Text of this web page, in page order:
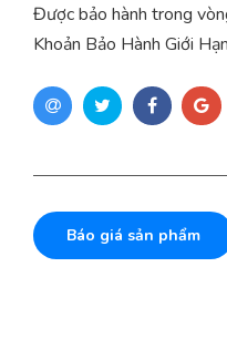
Được bảo hành trong
Khoản Bảo Hành Giới
Báo giá sản phẩm